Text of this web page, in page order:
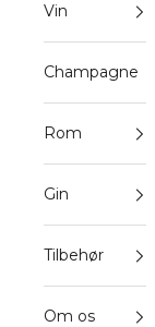
Vin
Champagne
Rom
Gin
Tilbehør
Om os